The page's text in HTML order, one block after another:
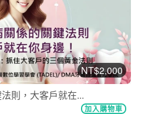
NT$2,000
則，大客戶就在...
加入購物車